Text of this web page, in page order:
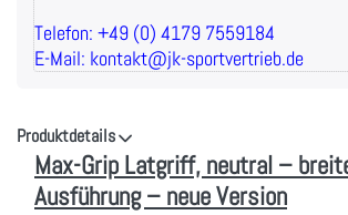
Telefon: +49 (0) 4179 7559184
E-Mail: kontakt@jk-sportvertrieb.de
Produktdetails
Max-Grip Latgriff, neutral –
Ausführung – neue Version